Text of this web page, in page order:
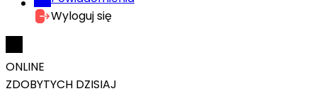
Wyloguj się
ONLINE
ZDOBYTYCH DZISIAJ